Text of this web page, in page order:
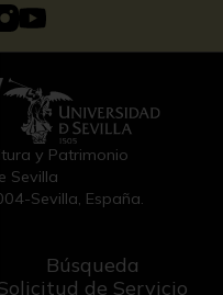
y Patrimonio
Sevilla
Sevilla, España.
Búsqueda
de Servicio